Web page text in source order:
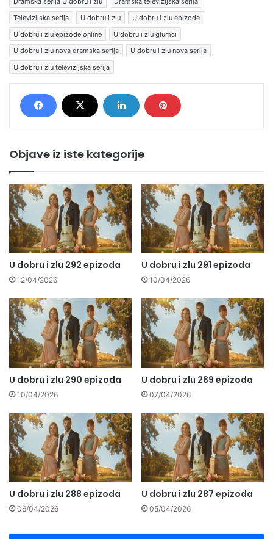
Televizijska serija
U dobru i zlu
U dobru i zlu epizode
U dobru i zlu epizode online
U dobru i zlu glumci
U dobru i zlu nova dramska serija
U dobru i zlu nova serija
U dobru i zlu televizijska serija
Objave iz iste kategorije
U dobru i zlu 292 epizoda
12/04/2026
U dobru i zlu 291 epizoda
10/04/2026
U dobru i zlu 290 epizoda
10/04/2026
U dobru i zlu 289 epizoda
07/04/2026
U dobru i zlu 288 epizoda
06/04/2026
U dobru i zlu 287 epizoda
05/04/2026